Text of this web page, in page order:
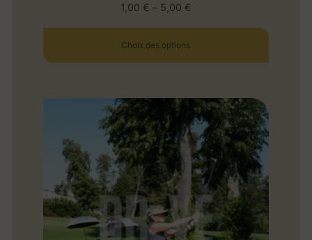
1,00 € – 5,00 €
Choix des options